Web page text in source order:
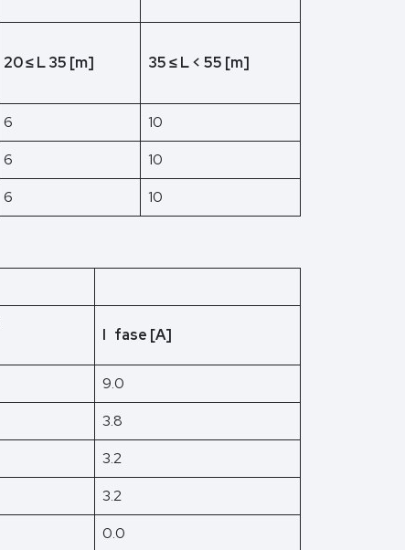
20 ≤ L 35 [m] 35 ≤ L < 55 [m]
6
10
6
10
6 10
I fase [A]
9.0
3.8
3.2
3.2
0.0